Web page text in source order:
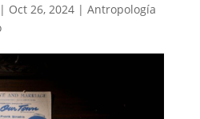
| Oct 26, 2024| Antropología